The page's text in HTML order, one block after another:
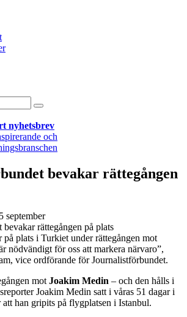
nyhetsbrev
och
bevakar rättegången
september
på plats i Turkiet under rättegången mot
nödvändigt för oss att markera närvaro”,
vice ordförande för Journalistförbundet.
mot Joakim Medin – och den hålls i
Joakim Medin satt i våras 51 dagar i
han gripits på flygplatsen i Istanbul.